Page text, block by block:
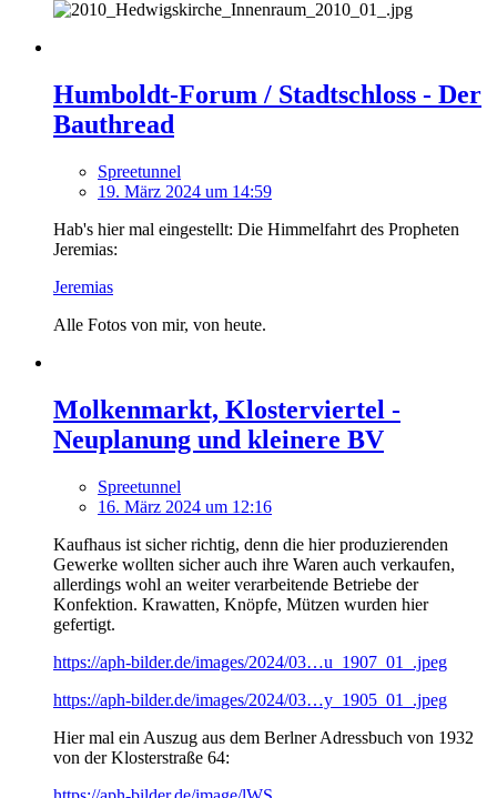
Humboldt-Forum / Stadtschloss - Der
Bauthread
Spreetunnel
19. März 2024 um 14:59
Hab's hier mal eingestellt: Die Himmelfahrt des Propheten
Jeremias:
Jeremias
Alle Fotos von mir, von heute.
Molkenmarkt, Klosterviertel -
Neuplanung und kleinere BV
Spreetunnel
16. März 2024 um 12:16
Kaufhaus ist sicher richtig, denn die hier produzierenden
Gewerke wollten sicher auch ihre Waren auch verkaufen,
allerdings wohl an weiter verarbeitende Betriebe der
Konfektion. Krawatten, Knöpfe, Mützen wurden hier
gefertigt.
https://aph-bilder.de/images/2024/03…u_1907_01_.jpeg
https://aph-bilder.de/images/2024/03…y_1905_01_.jpeg
Hier mal ein Auszug aus dem Berlner Adressbuch von 1932
von der Klosterstraße 64: